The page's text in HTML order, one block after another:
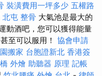
裝潢費用一坪多少 五權路
北屯 整骨 大氣池是最大的
動酒吧，您可以獲得能量
至可以服用！ 協會申請
搬家 台胞證新北 香港簽
外燴 助聽器 原理 記帳